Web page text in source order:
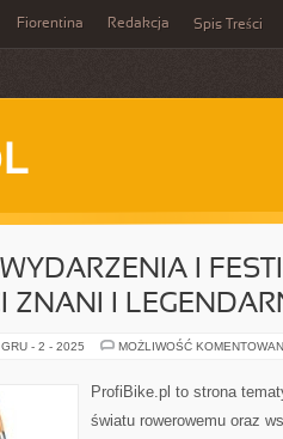
Fiorentina Redakcja Spis Treści
I
ZNANI I
GRU - 2 - 2025 MOŻLIWOŚĆ
ProfiBike.pl to strona
światu rowerowemu oraz